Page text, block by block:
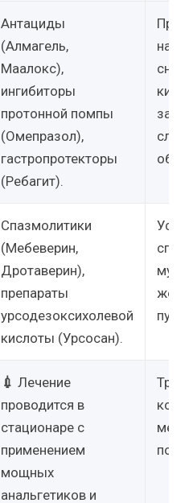
Антациды
(Алмагель,
Маалокс),
ингибиторы
протонной помпы
(Омепразол),
гастропротекторы
(Ребагит).
Спазмолитики
(Мебеверин,
Дротаверин),
препараты
урсодезоксихолевой
кислоты (Урсосан).
путей.
💉 Лечение
проводится в
стационаре с
применением
мощных
анальгетиков и